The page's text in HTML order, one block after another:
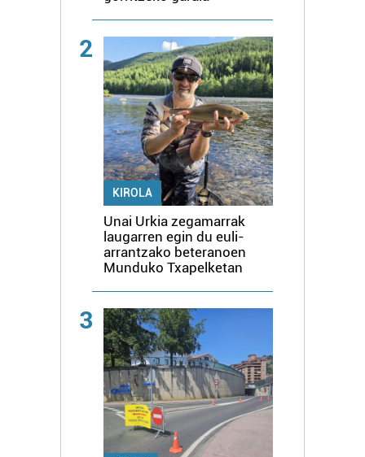
2
KIROLA
Unai Urkia zegamarrak
laugarren egin du euli-
arrantzako beteranoen
Munduko Txapelketan
3